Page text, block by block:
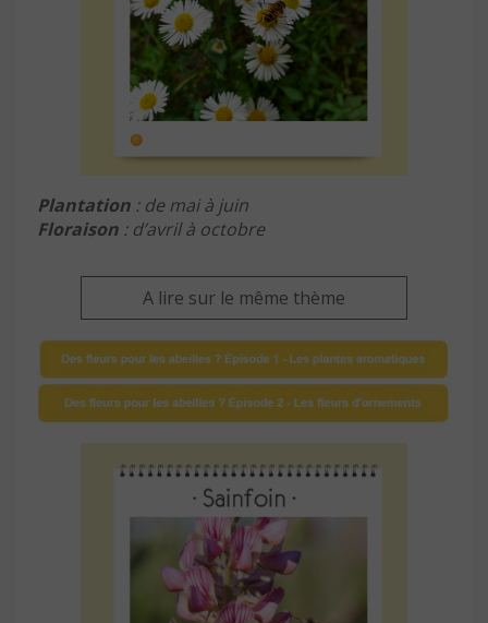
Plantation : de mai à juin
Floraison : d’avril à octobre
A lire sur le même thème